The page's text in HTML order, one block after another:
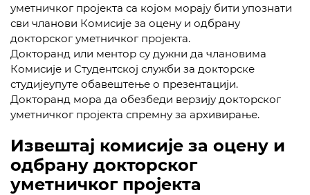
уметничког пројекта са којом морају бити упознати
сви чланови Комисије за оцену и одбрану
докторског уметничког пројекта.
Докторанд или ментор су дужни да члановима
Комисије и Студентској служби за докторске
студијеупуте обавештење о презентацији.
Докторанд мора да обезбеди верзију докторског
уметничког пројекта спремну за архивирање.
Извештај комисије за оцену и
одбрану докторског
уметничког пројекта